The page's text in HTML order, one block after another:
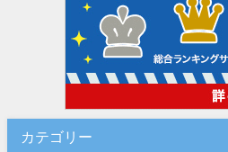
カテゴリー